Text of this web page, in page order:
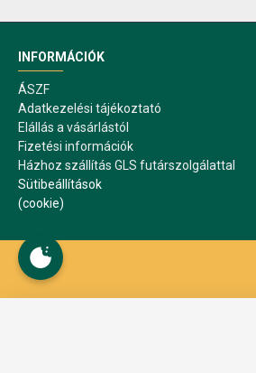
INFORMÁCIÓK
ÁSZF
Adatkezelési tájékoztató
Elállás a vásárlástól
Fizetési információk
Házhoz szállítás GLS futárszolgálattal
Sütibeállítások
(cookie)